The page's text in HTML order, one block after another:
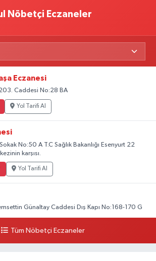
Nöbetçi Eczaneler
Eczanesi
Caddesi No:28 BA
Yol Tarifi Al
No:50 A T.C Sağlık Bakanlığı Esenyurt 22
karşısı.
Yol Tarifi Al
Günaltay Caddesi Dış Kapı No:168-170 G
Yol Tarifi Al
Tüm Nöbetçi Eczaneler